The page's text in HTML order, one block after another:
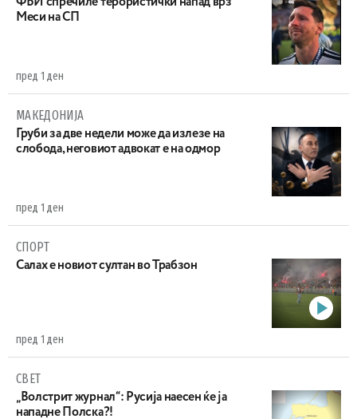
ФБИ спречиле терористички напад врз
Меси на СП
пред 1 ден
МАКЕДОНИЈА
Груби за две недели може да излезе на
слобода, неговиот адвокат е на одмор
пред 1 ден
СПОРТ
Салах е новиот султан во Трабзон
пред 1 ден
СВЕТ
„Волстрит журнал“: Русија наесен ќе ја
нападне Полска?!